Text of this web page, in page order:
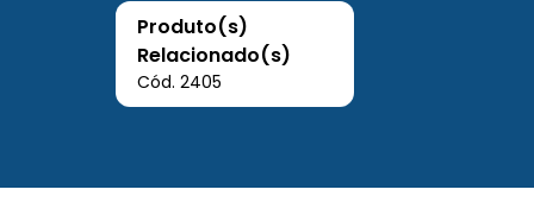
Produto(s)
Relacionado(s)
Cód. 2405